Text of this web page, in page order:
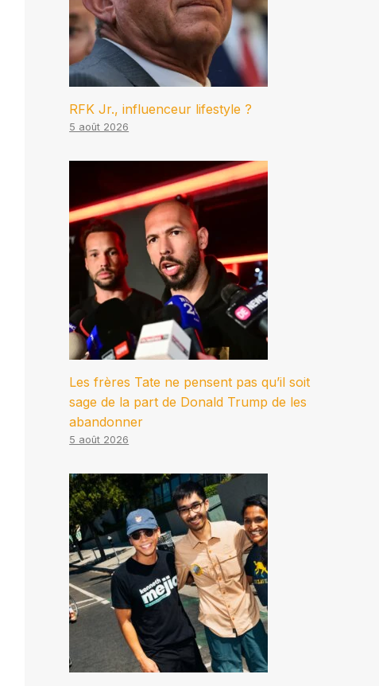
RFK Jr., influenceur lifestyle ?
5 août 2026
Les frères Tate ne pensent pas qu’il soit
sage de la part de Donald Trump de les
abandonner
5 août 2026